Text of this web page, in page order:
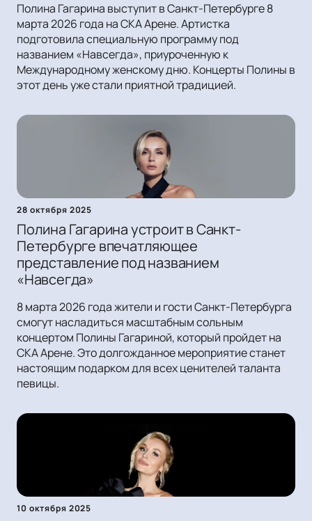
Полина Гагарина выступит в Санкт-Петербурге 8
марта 2026 года на СКА Арене. Артистка
подготовила специальную программу под
названием «Навсегда», приуроченную к
Международному женскому дню. Концерты Полины в
этот день уже стали приятной традицией.
28 октября 2025
Полина Гагарина устроит в Санкт-
Петербурге впечатляющее
представление под названием
«Навсегда»
8 марта 2026 года жители и гости Санкт-Петербурга
смогут насладиться масштабным сольным
концертом Полины Гагариной, который пройдет на
СКА Арене. Это долгожданное мероприятие станет
настоящим подарком для всех ценителей таланта
певицы.
10 октября 2025